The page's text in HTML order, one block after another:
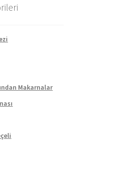
Makarnalar